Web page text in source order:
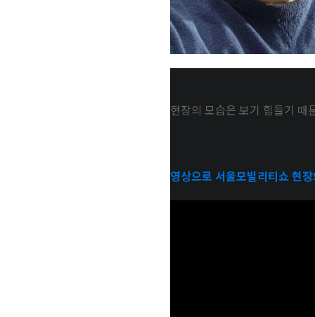
현장의 모습은 보기 힘들기 때
영상으로 서울모빌리티쇼현